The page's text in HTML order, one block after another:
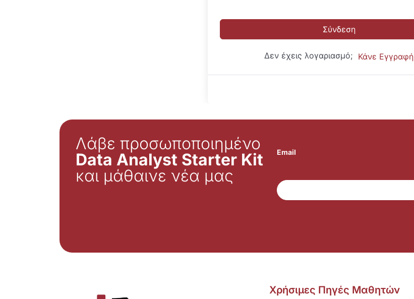
Σύνδεση
Δεν έχεις λογαριασμό; Κάνε Εγγραφή
Λάβε προσωποποιημένο
Data Analyst Starter Kit
και μάθαινε νέα μας
Email
Χρήσιμες Πηγές Μαθητών